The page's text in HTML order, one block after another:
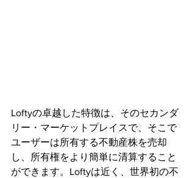
Loftyの卓越した特徴は、そのセカンダ
リー・マーケットプレイスで、そこで
ユーザーは所有する不動産株を売却
し、所有権をより簡単に清算すること
ができます。Loftyは近く、世界初の不